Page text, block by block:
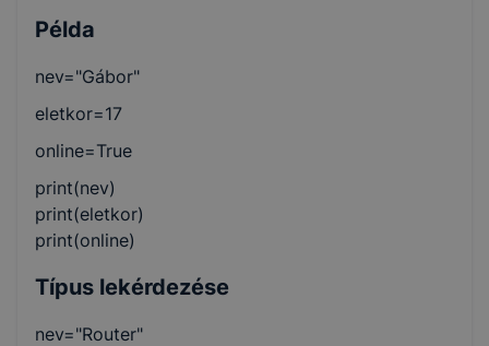
Példa
nev="Gábor"
eletkor=17
online=True
print(nev)
print(eletkor)
print(online)
Típus lekérdezése
nev="Router"